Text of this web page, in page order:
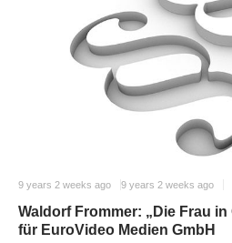
9 years 2 weeks ago 9 years 2 weeks ago
Waldorf Frommer: „Die Frau
für EuroVideo Medien GmbH